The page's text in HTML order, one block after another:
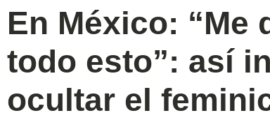
En México: “Me
todo esto”: así
ocultar el